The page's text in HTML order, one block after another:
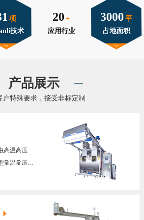
项
技术
20 +
应用行业
3000 平
占地面积
产品展示
户特殊要求，接受非标定制
毛毛虫高温高压下走布染色机
环保型常温常压染色机